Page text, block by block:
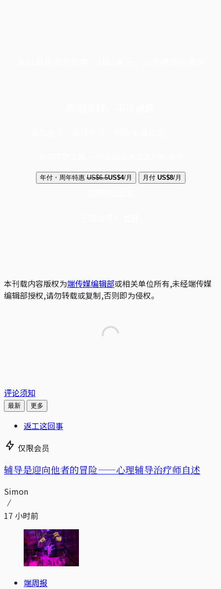
年付・周年特惠 US$6.5US$4/月 月付 US$8/月
本刊载内容版权为端传媒编辑部或相关单位所有,未经端传媒
编辑部授权,请勿转载或复制,否则即为侵权。
评论须知
最新 更多
返工这回事
仅限会员
辅导是迎向他者的冒险——心理辅导治疗师自述
Simon
17 小时前
端周报